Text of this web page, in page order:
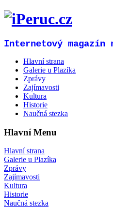
Internetový magazín
Hlavní strana
Galerie u Plazíka
Zprávy
Zajímavosti
Kultura
Historie
Naučná stezka
Hlavní Menu
Hlavní strana
Galerie u Plazíka
Zprávy
Zajímavosti
Kultura
Historie
Naučná stezka